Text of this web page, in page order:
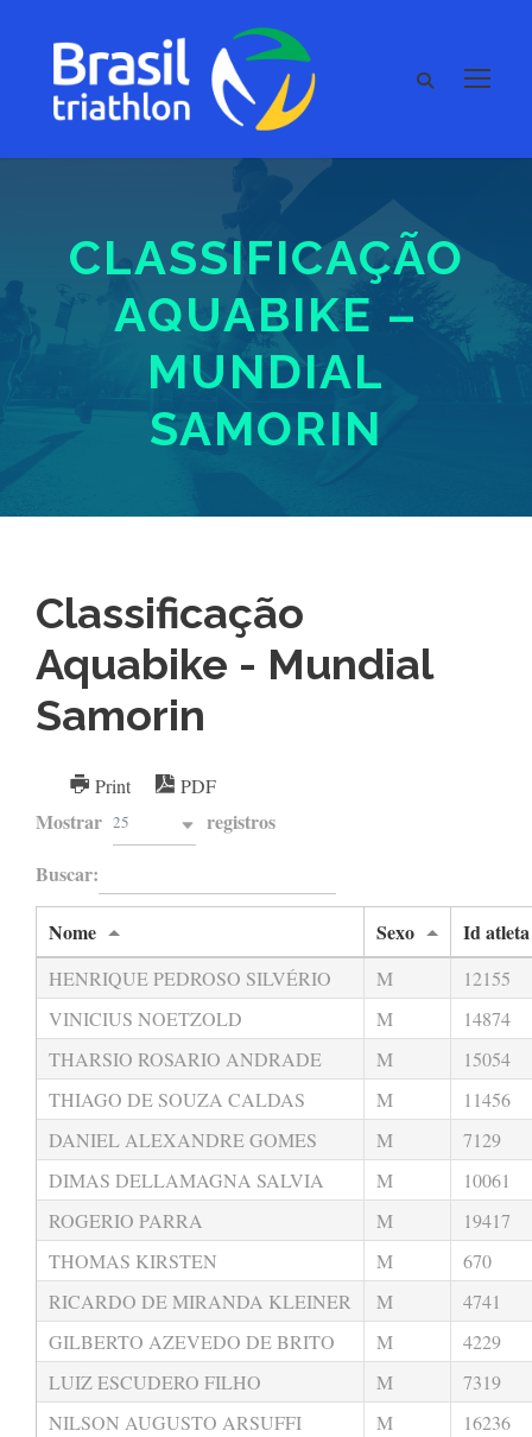
CLASSIFICAÇÃO
AQUABIKE –
MUNDIAL
SAMORIN
Classificação
Aquabike - Mundial
Samorin
Print PDF
Mostrar 25
registros
Buscar:
Nome Sexo Id atleta
HENRIQUE PEDROSO SILVÉRIO M
12155
VINICIUS NOETZOLD
M
14874
THARSIO ROSARIO ANDRADE
M
15054
THIAGO DE SOUZA CALDAS
M
11456
DANIEL ALEXANDRE GOMES
M
7129
DIMAS DELLAMAGNA SALVIA
M
10061
ROGERIO PARRA
M
19417
THOMAS KIRSTEN
M
670
RICARDO DE MIRANDA KLEINER
M
4741
GILBERTO AZEVEDO DE BRITO
M
4229
LUIZ ESCUDERO FILHO
M
7319
NILSON AUGUSTO ARSUFFI
M
16236